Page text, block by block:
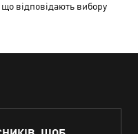
відповідають вибору